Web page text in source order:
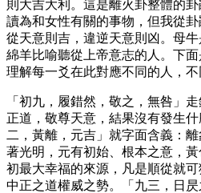
則大吉大利。這是離火卦整體的
讀為和女性有關的事物，但我從
從天意則吉，違逆天意則凶。母
綿羊比喻聽從上帝意志的人。下
理解每一爻在此對應不同的人，不
「初九，履錯然，敬之，無咎」
正道，敬尊天意，結果沒有發生
二，黃離，元吉」就字面含義：
著光明，元有初始、根本之意，
初最大幸福的來源，凡是順從就
中正之道權威之勢。「九三，日